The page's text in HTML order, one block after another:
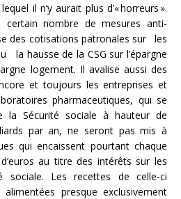
il n’y aurait plus d’« horreurs ».
nombre de mesures anti-
des cotisations patronales sur les
la hausse de la CSG sur l’épargne
logement. Il avalise aussi des
et toujours les entreprises et
pharmaceutiques, qui se
la Sécurité sociale à hauteur de
par an, ne seront pas mis à
qui encaissent pourtant chaque
au titre des intérêts sur les
sociale. Les recettes de celle-ci
presque exclusivement